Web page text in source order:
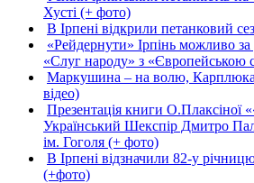
Хусті (+ фото)
В Ірпені відкрили петанковий
«Рейдернути» Ірпінь можливо за
«Слуг народу» з «Європейською
Маркушина – на волю,
відео)
Презентація книги О.Плаксіної
Український Шекспір Дмитро
ім. Гоголя (+ фото)
В Ірпені відзначили 82-у
(+фото)